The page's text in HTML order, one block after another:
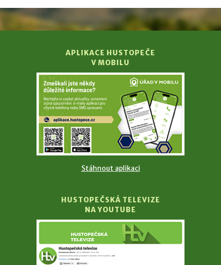
APLIKACE HUSTOPEČE
V MOBILU
Stáhnout aplikaci
HUSTOPEČSKÁ TELEVIZE
NA YOUTUBE